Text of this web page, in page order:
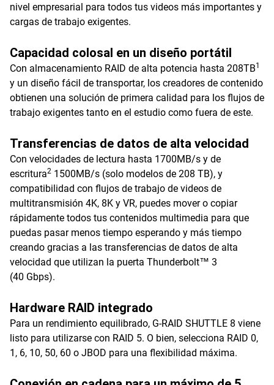
nivel empresarial para todos tus videos más importantes y
cargas de trabajo exigentes.
Capacidad colosal en un diseño portátil
Con almacenamiento RAID de alta potencia hasta 208TB1
y un diseño fácil de transportar, los creadores de contenido
obtienen una solución de primera calidad para los flujos de
trabajo exigentes tanto en el estudio como fuera de este.
Transferencias de datos de alta velocidad
Con velocidades de lectura hasta 1700MB/s y de
escritura2 1500MB/s (solo modelos de 208 TB), y
compatibilidad con flujos de trabajo de videos de
multitransmisión 4K, 8K y VR, puedes mover o copiar
rápidamente todos tus contenidos multimedia para que
puedas pasar menos tiempo esperando y más tiempo
creando gracias a las transferencias de datos de alta
velocidad que utilizan la puerta Thunderbolt™ 3
(40 Gbps).
Hardware RAID integrado
Para un rendimiento equilibrado, G-RAID SHUTTLE 8 viene
listo para utilizarse con RAID 5. O bien, selecciona RAID 0,
1, 6, 10, 50, 60 o JBOD para una flexibilidad máxima.